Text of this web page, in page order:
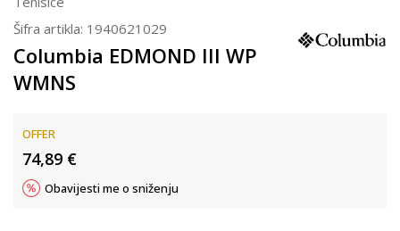
Šifra artikla: 1940621029
Columbia EDMOND III WP
WMNS
OFFER
74,89 €
Obavijesti me o sniženju